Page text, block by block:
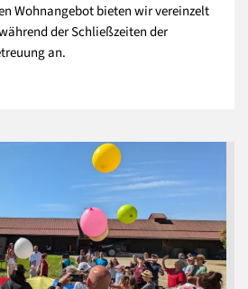
Wohnangebot bieten wir vereinzelt
der Schließzeiten der
an.